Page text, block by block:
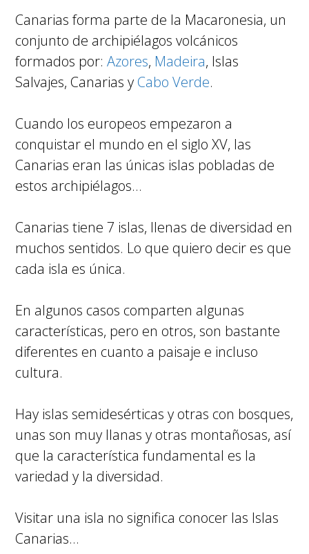
Canarias forma parte de la Macaronesia, un
conjunto de archipiélagos volcánicos
formados por:Azores, Madeira, Islas
Salvajes, Canarias y Cabo Verde.
Cuando los europeos empezaron a
conquistar el mundo en el siglo XV, las
Canarias eran las únicas islas pobladas de
estos archipiélagos…
Canarias tiene 7 islas, llenas de diversidad en
muchos sentidos. Lo que quiero decir es que
cada isla es única.
En algunos casos comparten algunas
características, pero en otros, son bastante
diferentes en cuanto a paisaje e incluso
cultura.
Hay islas semidesérticas y otras con bosques,
unas son muy llanas y otras montañosas, así
que la característica fundamental es la
variedad y la diversidad.
Visitar una isla no significa conocer las Islas
Canarias…